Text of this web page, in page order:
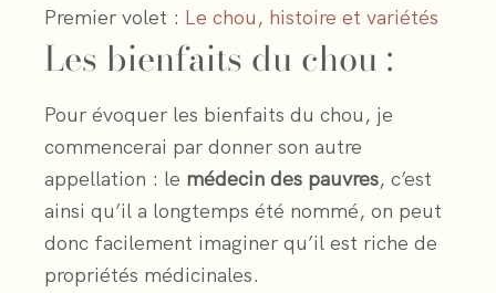
Premier volet : Le chou, histoire et variétés
Les bienfaits du chou :
Pour évoquer les bienfaits du chou, je
commencerai par donner son autre
appellation : le médecin des pauvres, c’est
ainsi qu’il a longtemps été nommé, on peut
donc facilement imaginer qu’il est riche de
propriétés médicinales.